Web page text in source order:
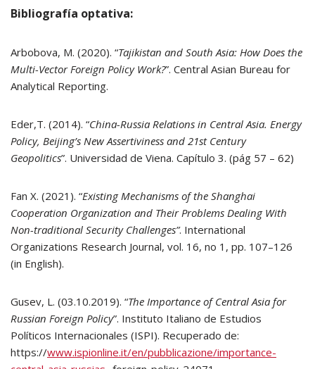
Bibliografía optativa:
Arbobova, M. (2020). “Tajikistan and South Asia: How Does the
Multi-Vector Foreign Policy Work?”. Central Asian Bureau for
Analytical Reporting.
Eder,T. (2014). “China-Russia Relations in Central Asia. Energy
Policy, Beijing’s New Assertiviness and 21st Century
Geopolitics”. Universidad de Viena. Capítulo 3. (pág 57 – 62)
Fan X. (2021). “Existing Mechanisms of the Shanghai
Cooperation Organization and Their Problems Dealing With
Non-traditional Security Challenges”. International
Organizations Research Journal, vol. 16, no 1, pp. 107–126
(in English).
Gusev, L. (03.10.2019). “The Importance of Central Asia for
Russian Foreign Policy”. Instituto Italiano de Estudios
Políticos Internacionales (ISPI). Recuperado de:
https://www.ispionline.it/en/pubblicazione/importance-